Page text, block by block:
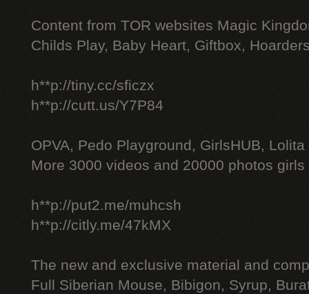
Content from TOR websites Magic
Childs Play, Baby Heart, Giftbox,
h**p://tiny.cc/sficzx
h**p://cutt.us/Y7P84
OPVA, Pedo Playground, GirlsHUB, Lolita
More 3000 videos and 20000 photos
h**p://put2.me/muhcsh
h**p://citly.me/47kMX
The new and exclusive material and
Full Siberian Mouse, Bibigon, Syrup,